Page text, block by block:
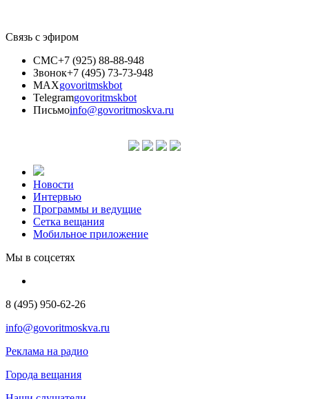
Связь с эфиром
СМС+7 (925) 88-88-948
Звонок+7 (495) 73-73-948
MAXgovoritmskbot
Telegramgovoritmskbot
Письмоinfo@govoritmoskva.ru
Новости
Интервью
Программы и ведущие
Сетка вещания
Мобильное приложение
Мы в соцсетях
8 (495) 950-62-26
info@govoritmoskva.ru
Реклама на радио
Города вещания